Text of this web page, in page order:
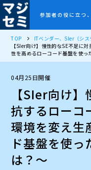
参加者の役に立つ
TOP
ITベンダー、SIer（シ
【SIer向け】慢性的なSE不足に
性を高めるローコード基盤を使っ
04月25日開催
【SIer向け
抗するローコ
環境を変え生
ド基盤を使っ
は？〜